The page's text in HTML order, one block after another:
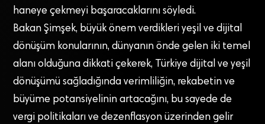
haneye çekmeyi başaracaklarını söyledi.
Bakan Şimşek, büyük önem verdikleri yeşil ve dijital
dönüşüm konularının, dünyanın önde gelen iki temel
alanı olduğuna dikkati çekerek, Türkiye dijital ve yeşil
dönüşümü sağladığında verimliliğin, rekabetin ve
büyüme potansiyelinin artacağını, bu sayede de
vergi politikaları ve dezenflasyon üzerinden gelir